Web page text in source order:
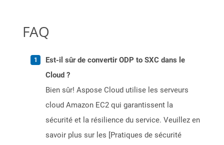
FAQ
Est-il sûr de convertir ODP to SXC dans le
Cloud ?
Bien sûr! Aspose Cloud utilise les serveurs
cloud Amazon EC2 qui garantissent la
sécurité et la résilience du service. Veuillez en
savoir plus sur les [Pratiques de sécurité